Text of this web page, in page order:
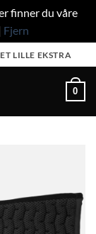
finner du våre
Fjern
LILLE EKSTRA
0